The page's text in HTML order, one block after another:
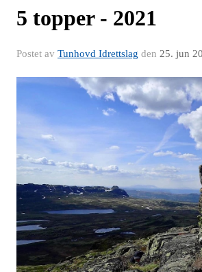
5 topper - 2021
Postet av Tunhovd Idrettslag den 25. jun